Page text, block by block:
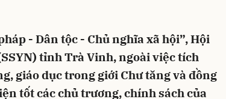
- Dân tộc - Chủ nghĩa xã hội”, Hội
tỉnh Trà Vinh, ngoài việc tích
giáo dục trong giới Chư tăng và đồng
tốt các chủ trương, chính sách của